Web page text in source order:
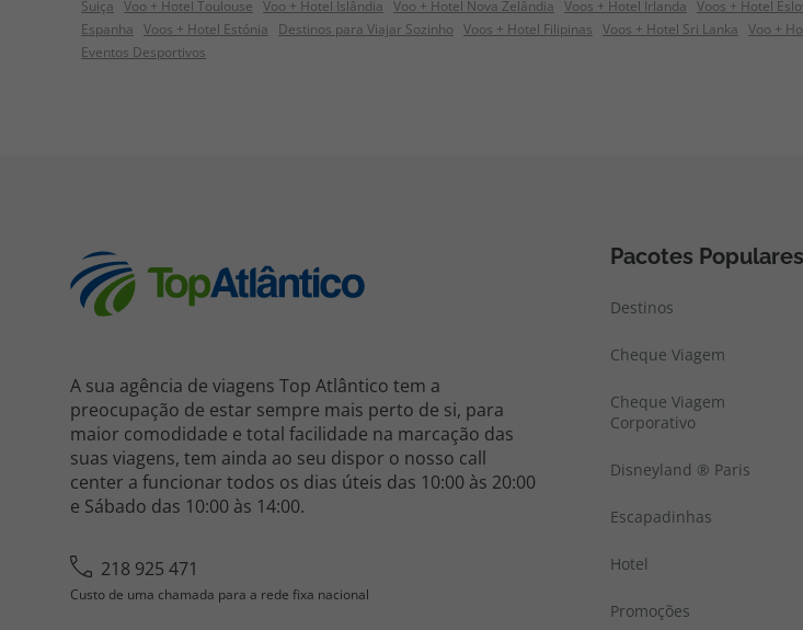
Suiça Voo + Hotel Toulouse Voo + Hotel Islândia Voo + Hotel Nova Zelândia Voos + Hotel Irlanda Voos + Hotel
Espanha Voos + Hotel Estónia Destinos para Viajar Sozinho Voos + Hotel Filipinas Voos + Hotel Sri Lanka Voo +
Eventos Desportivos
A sua agência de viagens Top Atlântico tem a
preocupação de estar sempre mais perto de si, para
maior comodidade e total facilidade na marcação das
suas viagens, tem ainda ao seu dispor o nosso call
center a funcionar todos os dias úteis das 10:00 às 20:00
e Sábado das 10:00 às 14:00.
218 925 471
Custo de uma chamada para a rede fixa nacional
Pacotes Populares
Destinos
Cheque Viagem
Cheque Viagem
Corporativo
Disneyland ® Paris
Escapadinhas
Hotel
Promoções